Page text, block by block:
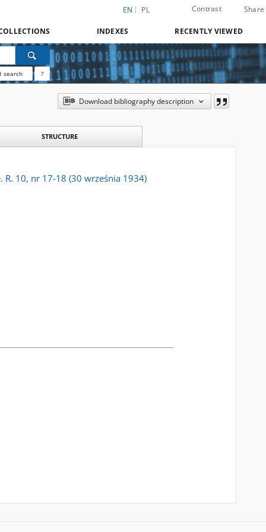
EN PL Contrast Share
INDEXES RECENTLY VIEWED
search ?
Download bibliography description
STRUCTURE
R. 10, nr 17-18 (30 września 1934)